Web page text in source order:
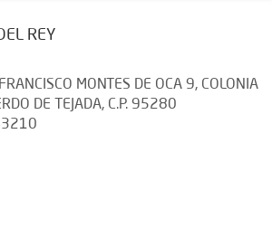
REY
MONTES DE OCA 9, COLONIA
DE TEJADA, C.P. 95280